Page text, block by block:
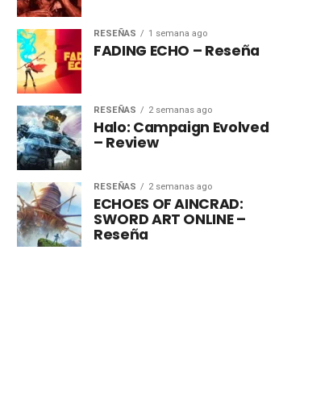
RESEÑAS 1 semana ago
FADING ECHO – Reseña
RESEÑAS 2 semanas ago
Halo: Campaign Evolved
– Review
RESEÑAS 2 semanas ago
ECHOES OF AINCRAD:
SWORD ART ONLINE –
Reseña